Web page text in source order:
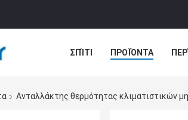
ΣΠΊΤΙ ΠΡΟΪΌΝΤΑ
Ανταλλάκτης θερμότητας κλιματιστικών